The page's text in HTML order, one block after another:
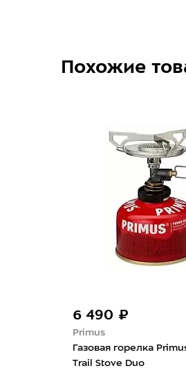
Похожие
6 490 ₽
Primus
Газовая горелка
Trail Stove Duo